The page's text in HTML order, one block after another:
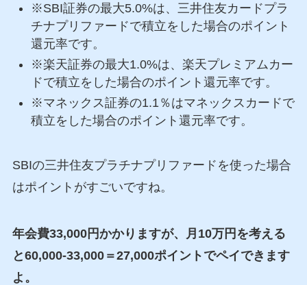
※SBI証券の最大5.0%は、三井住友カードプラ
チナプリファードで積立をした場合のポイント
還元率です。
※楽天証券の最大1.0%は、楽天プレミアムカー
ドで積立をした場合のポイント還元率です。
※マネックス証券の1.1％はマネックスカードで
積立をした場合のポイント還元率です。
SBIの三井住友プラチナプリファードを使った場合
はポイントがすごいですね。
年会費33,000円かかりますが、月10万円を考える
と60,000-33,000＝27,000ポイントでペイできます
よ。